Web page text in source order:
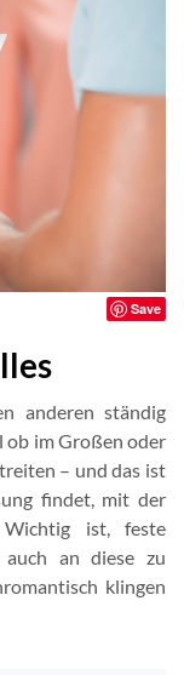
Save
anderen ständig
ob im Großen oder
– und das ist
findet, mit der
ist, feste
auch an diese zu
klingen